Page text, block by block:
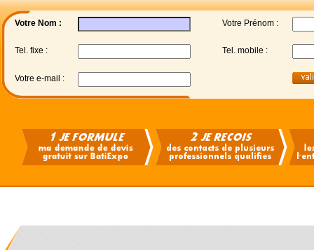
Votre Nom : Votre Prénom :
Tel. fixe : Tel. mobile :
Votre e-mail :